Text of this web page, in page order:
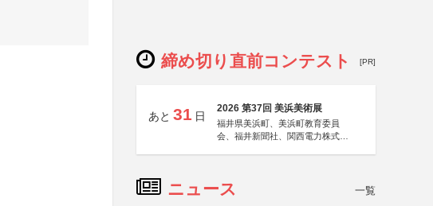
締め切り直前コンテスト [PR]
あと 31 日
2026 第37回 美浜美術展
福井県美浜町、美浜町教育委員
会、福井新聞社、関西電力株式会
ニュース 一覧